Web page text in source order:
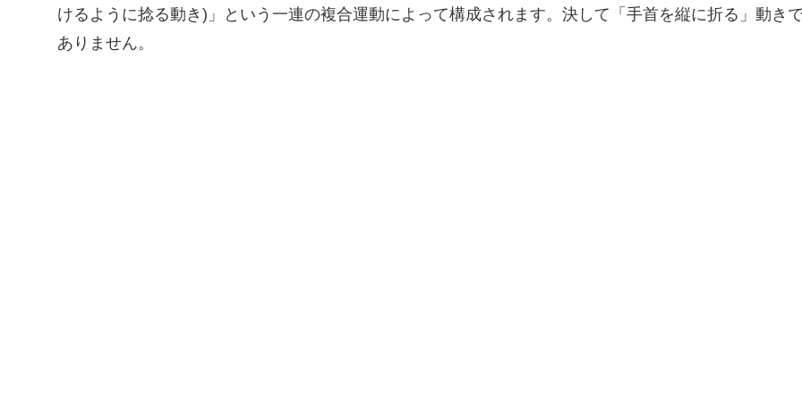
けるように捻る動き)」という一連の複合運動によって構成されます。決して「手首を縦に折る」動き
ありません。